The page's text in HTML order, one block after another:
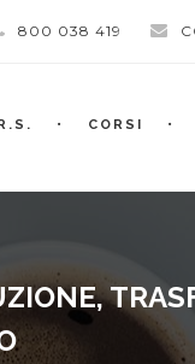
800 038 419
CORSI